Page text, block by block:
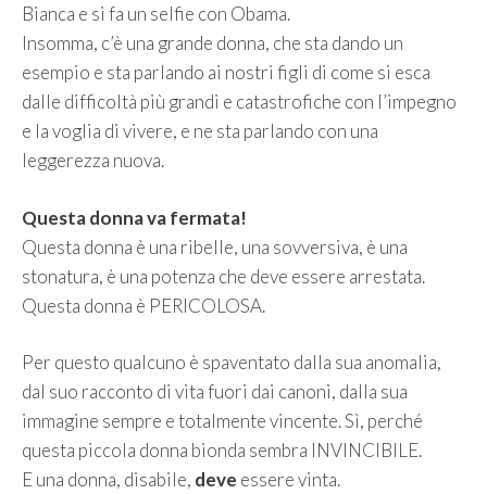
Bianca e si fa un selfie con Obama.
Insomma, c’è una grande donna, che sta dando un
esempio e sta parlando ai nostri figli di come si esca
dalle difficoltà più grandi e catastrofiche con l’impegno
e la voglia di vivere, e ne sta parlando con una
leggerezza nuova.
Questa donna va fermata!
Questa donna è una ribelle, una sovversiva, è una
stonatura, è una potenza che deve essere arrestata.
Questa donna è PERICOLOSA.
Per questo qualcuno è spaventato dalla sua anomalia,
dal suo racconto di vita fuori dai canoni, dalla sua
immagine sempre e totalmente vincente. Sì, perché
questa piccola donna bionda sembra INVINCIBILE.
E una donna, disabile, deve essere vinta.